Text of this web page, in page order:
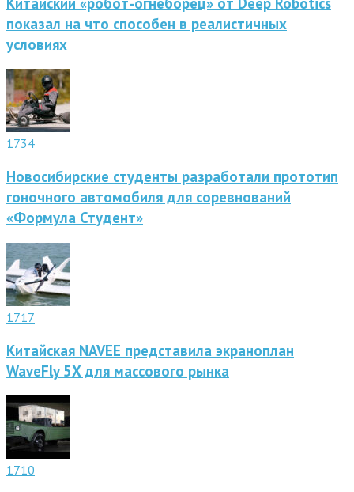
показал на что способен в реалистичных
условиях
1734
Новосибирские студенты разработали прототип
гоночного автомобиля для соревнований
«Формула Студент»
1717
Китайская NAVEE представила экраноплан
WaveFly 5X для массового рынка
1710